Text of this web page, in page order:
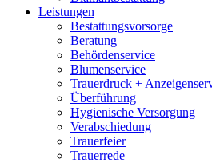
Leistungen
Bestattungsvorsorge
Beratung
Behördenservice
Blumenservice
Trauerdruck +
Überführung
Hygienische Versorgung
Verabschiedung
Trauerfeier
Trauerrede